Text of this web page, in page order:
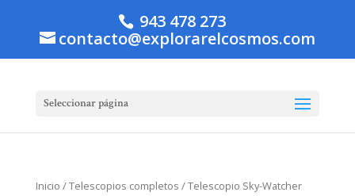
943 478 273
contacto@explorarelcosmos.com
Seleccionar página
Inicio /Telescopios completos / Telescopio Sky-Watcher